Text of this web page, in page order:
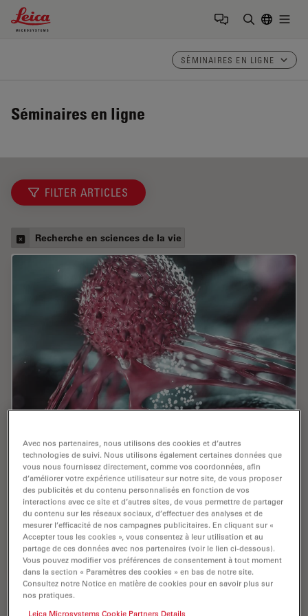
Leica Microsystems Logo
SÉMINAIRES EN LIGNE
Séminaires en ligne
FILTER ARTICLES
Recherche en sciences de la vie
Progression
Iron metabolism plays a role in cancer development
and progression, and modulates the immune response.
Understanding how iron influences cancer and the
immune system can aid the development of new…
May 17, 2023 Webinaire Recherche contre le cancer The
Avec nos partenaires, nous utilisons des cookies et d’autres
technologies de suivi. Nous utilisons également certaines données que
vous nous fournissez directement, comme vos coordonnées, afin
d’améliorer votre expérience utilisateur sur notre site, de vous proposer
des publicités et du contenu personnalisés en fonction de vos
interactions avec ce site et d’autres sites, de vous permettre de partager
du contenu sur les réseaux sociaux, d’effectuer des analyses et de
mesurer l’efficacité de nos campagnes publicitaires. En cliquant sur «
Accepter tous les cookies », vous consentez à leur utilisation et au
partage de ces données avec nos partenaires (voir le lien ci-dessous).
Vous pouvez modifier vos préférences de consentement à tout moment
dans la section « Paramètres des cookies » en bas de notre site.
Consultez notre Notice en matière de cookies pour en savoir plus sur
nos pratiques.
Leica Microsystems Cookie Partners Details